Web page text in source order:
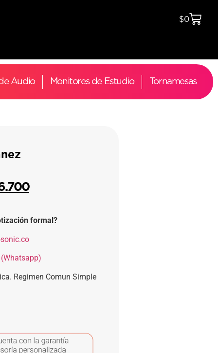
$0
Audio Monitores de Estudio Tornamesas
formal?
Regimen Comun Simple